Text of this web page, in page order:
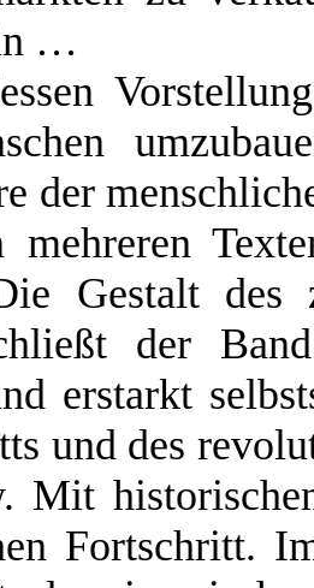
…
der
Gestalt des
der
erstarkt
und des
Mit
Fortschritt.